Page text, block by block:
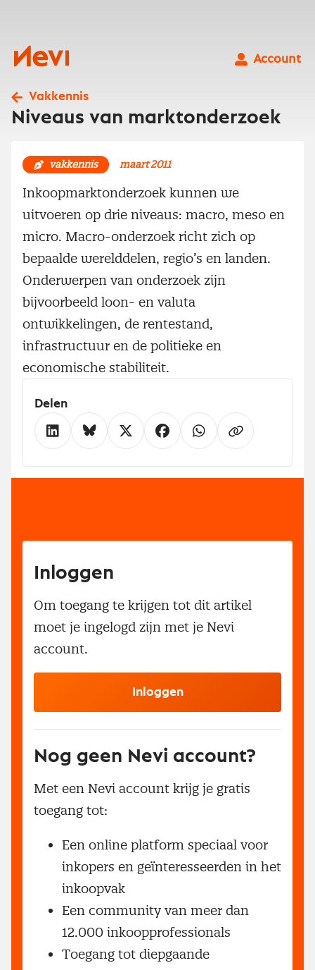
Nevi
Account
Vakkennis
Niveaus van marktonderzoek
vakkennis maart 2011
Inkoopmarktonderzoek kunnen we
uitvoeren op drie niveaus: macro, meso en
micro. Macro-onderzoek richt zich op
bepaalde werelddelen, regio’s en landen.
Onderwerpen van onderzoek zijn
bijvoorbeeld loon- en valuta
ontwikkelingen, de rentestand,
infrastructuur en de politieke en
economische stabiliteit.
Delen
Inloggen
Om toegang te krijgen tot dit artikel
moet je ingelogd zijn met je Nevi
account.
Inloggen
Nog geen Nevi account?
Met een Nevi account krijg je gratis
toegang tot:
Een online platform speciaal voor
inkopers en geïnteresseerden in het
inkoopvak
Een community van meer dan
12.000 inkoopprofessionals
Toegang tot diepgaande